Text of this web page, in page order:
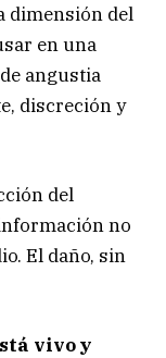
dimensión del
en una
angustia
discreción y
del
no
El daño, sin
vivo y